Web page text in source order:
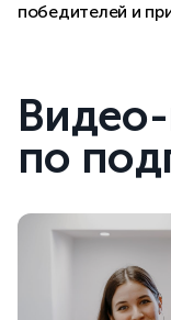
победителей и
по